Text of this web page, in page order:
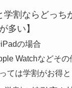
学割ならどっち
多い】
の場合
Watchなどその
ては学割がお得